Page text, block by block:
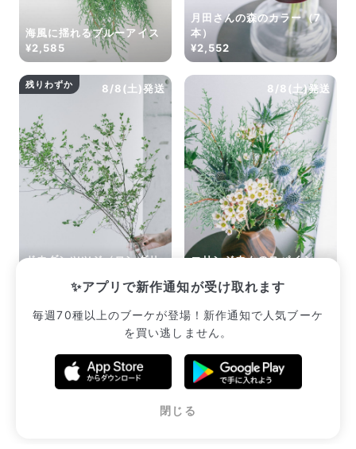
✨アプリで新作通知が受け取れます
毎週70種以上のブーケが登場！新作通知で人気ブーケ
を買い逃しません。
閉じる
海風に揺れるブルーアイス
¥2,585
月田さんの森のカラー（7
本）
¥2,552
8/8(土)発送
残りわずか
ドウダンツツジ（ロングサ
8/8(土)発送
エリンジウムのスパイシー
¥2,530
販売中のブーケ一覧へ